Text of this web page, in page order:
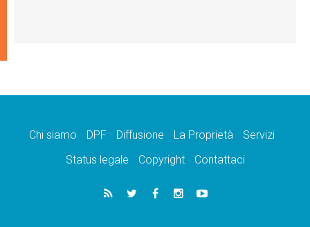
Chi siamo DPF Diffusione La Proprietà
Servizi
Status legale
Copyright Contattaci